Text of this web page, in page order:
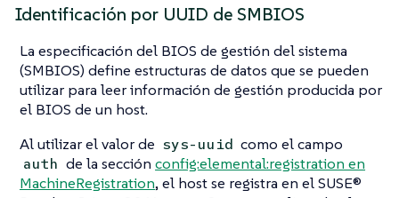
Identificación por UUID de SMBIOS
La especificación del BIOS de gestión del sistema
(SMBIOS) define estructuras de datos que se pueden
utilizar para leer información de gestión producida por
el BIOS de un host.
Al utilizar el valor de sys-uuid como el campo
auth de la secciónconfig:elemental:registration en
MachineRegistration, el host se registra en el SUSE®